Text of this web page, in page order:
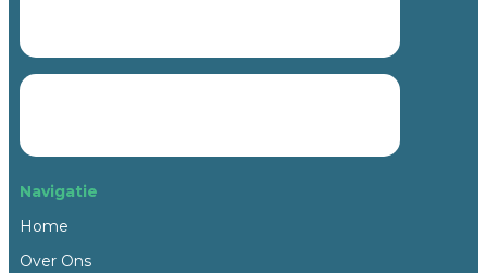
Navigatie
Home
Over Ons